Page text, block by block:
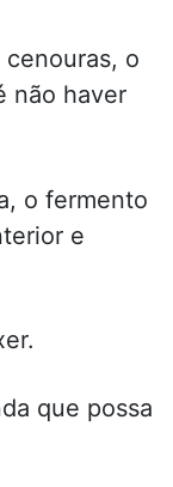
o
não haver
o fermento
e
que possa